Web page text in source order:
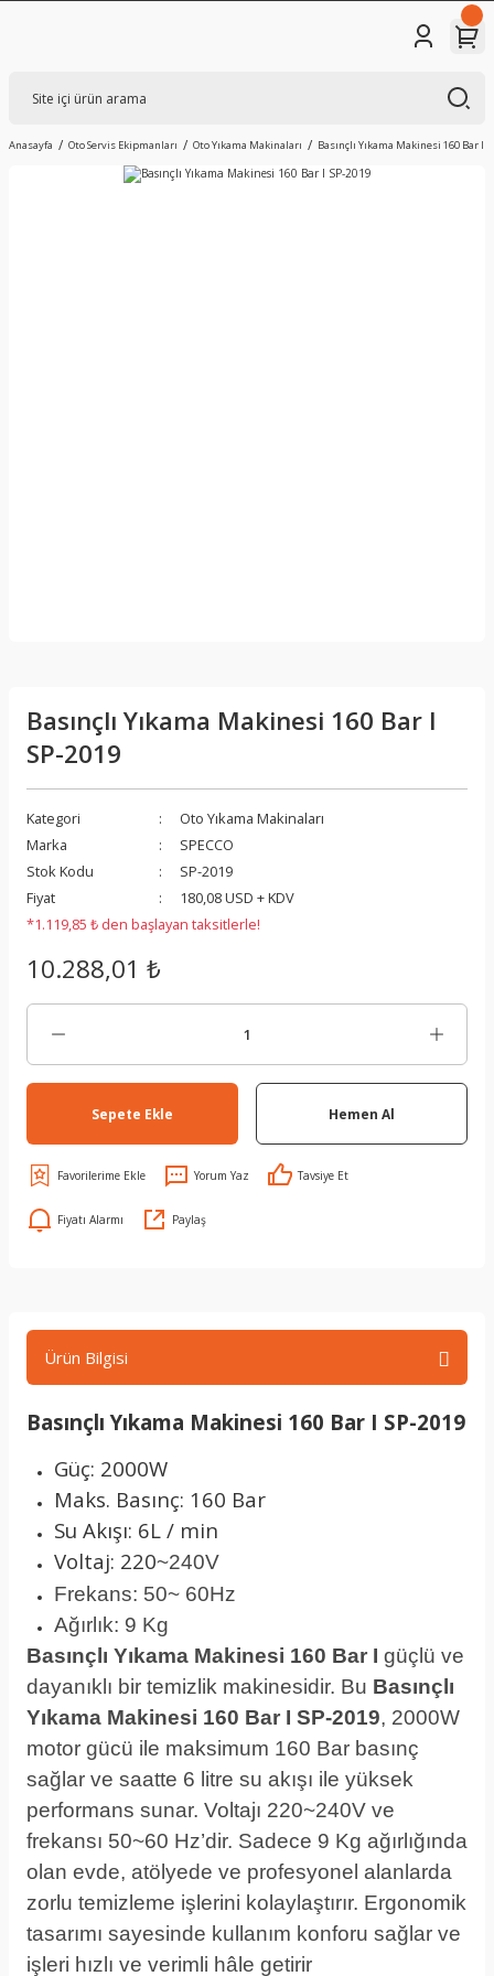
Anasayfa Oto Servis Ekipmanları Oto Yıkama Makinaları Basınçlı Yıkama Makinesi 160 Bar I
Basınçlı Yıkama Makinesi 160 Bar I
SP-2019
Kategori
Oto Yıkama Makinaları
Marka
SPECCO
Stok Kodu
SP-2019
Fiyat
180,08 USD + KDV
*1.119,85 ₺ den başlayan taksitlerle!
10.288,01 ₺
Sepete Ekle Hemen Al
Yorum Yaz Tavsiye Et
Fiyatı Alarmı Paylaş
Ürün Bilgisi
Basınçlı Yıkama Makinesi 160 Bar I SP-2019
Güç: 2000W
Maks. Basınç: 160 Bar
Su Akışı: 6L / min
Voltaj: 220~240V
Frekans: 50~ 60Hz
Ağırlık: 9 Kg
Basınçlı Yıkama Makinesi 160 Bar I güçlü ve
dayanıklı bir temizlik makinesidir. Bu Basınçlı
Yıkama Makinesi 160 Bar I SP-2019, 2000W
motor gücü ile maksimum 160 Bar basınç
sağlar ve saatte 6 litre su akışı ile yüksek
performans sunar. Voltajı 220~240V ve
frekansı 50~60 Hz’dir. Sadece 9 Kg ağırlığında
olan evde, atölyede ve profesyonel alanlarda
zorlu temizleme işlerini kolaylaştırır. Ergonomik
tasarımı sayesinde kullanım konforu sağlar ve
işleri hızlı ve verimli hâle getirir